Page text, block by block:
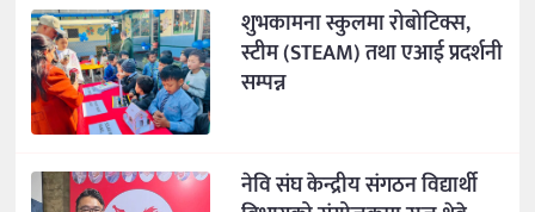
शुभकामना स्कुलमा रोबोटिक्स,
स्टीम (STEAM) तथा एआई प्रदर्शनी
सम्पन्न
नेवि संघ केन्द्रीय संगठन विद्यार्थी